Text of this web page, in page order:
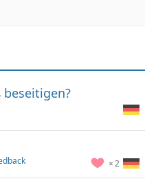
2